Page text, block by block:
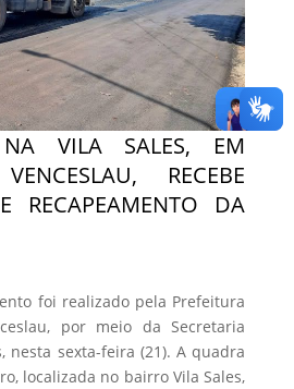
VILA SALES, EM
RECEBE
RECAPEAMENTO DA
foi realizado pela Prefeitura
por meio da Secretaria
nesta sexta-feira (21). A quadra
localizada no bairro Vila Sales,